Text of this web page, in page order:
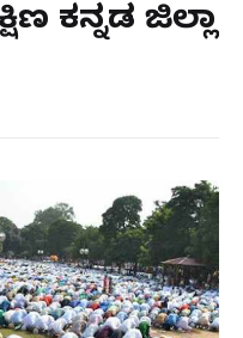
ಕನ್ನಡ ಜಿಲ್ಲಾ